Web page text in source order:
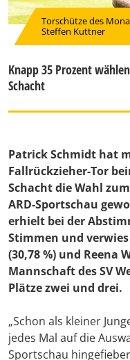
Torschütze des
Steffen Kuttner
Knapp 35 Prozent
Schacht
Patrick Schmidt hat
Fallrückzieher-Tor
Schacht die Wahl
ARD-Sportschau
erhielt bei der
Stimmen und verwies
(30,78 %) und Reena
Mannschaft des SV
Plätze zwei und drei.
„Schon als kleiner
jedes Mal auf die
Sportschau